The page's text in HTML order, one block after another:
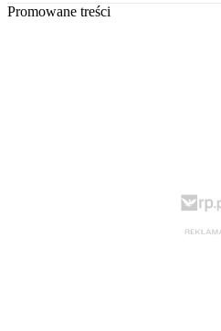
Promowane treści